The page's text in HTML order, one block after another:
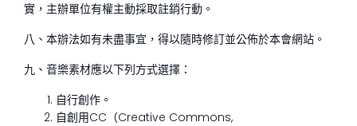
實，主辦單位有權主動採取註銷行動。
八、本辦法如有未盡事宜，得以隨時修訂並公佈於本會網站。
九、音樂素材應以下列方式選擇：
自行創作。
自創用CC（Creative Commons,